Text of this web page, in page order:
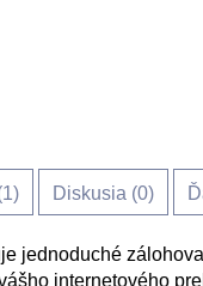
1) Diskusia (0)
jednoduché
internetového